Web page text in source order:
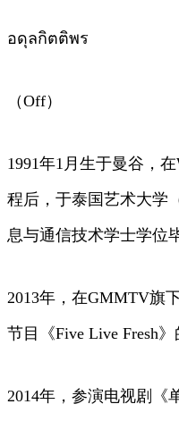
อดุลกิตติพร
（Off）
1991年1月生于曼谷，
程后，于泰国艺术大学
息与通信技术学士学位
2013年，在GMMTV旗
节目《Five Live Fresh
2014年，参演电视剧《